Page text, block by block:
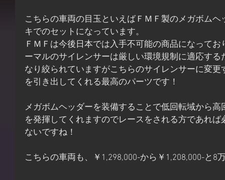
こちらの車両の目玉といえばＦＭＦ製のメガボム
キでのセットになっています。
ＦＭＦは今後日本では入手不可能の商品になって
ーマルのサイレンサーは厳しい環境規制に適応す
なり絞られていますがこちらのサイレンサーに変
を引き出してくれる最高のパーツです！
メガボムヘッダーを装備することで低回転域から
を発揮してくれますのでレースをされる方であれ
ないですね！
こちらの車両も、￥1,298,000-から￥1,208,000-と8